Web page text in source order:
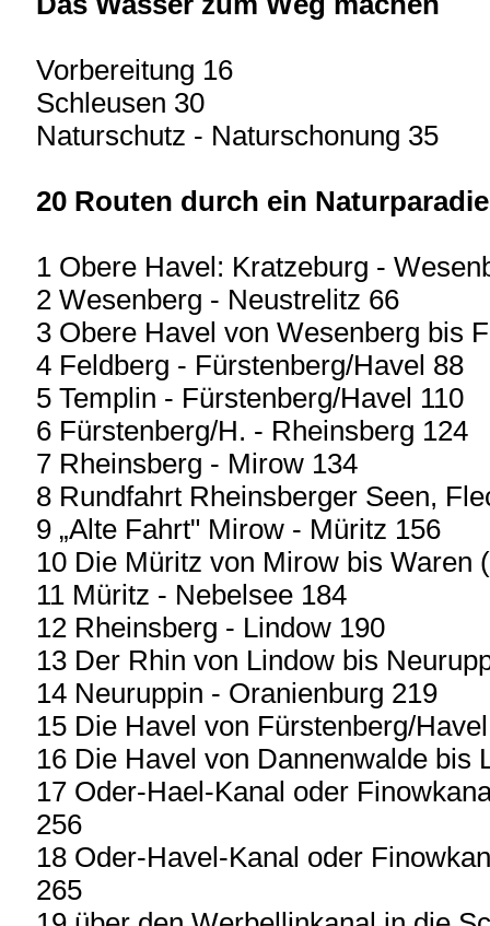
Vorbereitung 16
Schleusen 30
Naturschutz - Naturschonung 35
20 Routen durch ein
1 Obere Havel: Kratzeburg -
2 Wesenberg - Neustrelitz 66
3 Obere Havel von Wesenberg bis
4 Feldberg - Fürstenberg/Havel 88
5 Templin - Fürstenberg/Havel 110
6 Fürstenberg/H. - Rheinsberg 124
7 Rheinsberg - Mirow 134
8 Rundfahrt Rheinsberger Seen,
9 „Alte Fahrt" Mirow - Müritz 156
10 Die Müritz von Mirow bis Waren
11 Müritz - Nebelsee 184
12 Rheinsberg - Lindow 190
13 Der Rhin von Lindow bis
14 Neuruppin - Oranienburg 219
15 Die Havel von Fürstenberg/
16 Die Havel von Dannenwalde bis
17 Oder-Hael-Kanal oder
256
18 Oder-Havel-Kanal oder
265